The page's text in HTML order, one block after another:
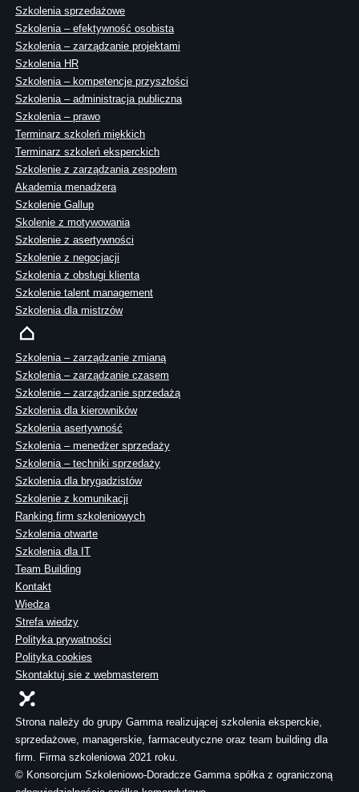
Szkolenia sprzedażowe
Szkolenia – efektywność osobista
Szkolenia – zarządzanie projektami
Szkolenia HR
Szkolenia – kompetencje przyszłości
Szkolenia – administracja publiczna
Szkolenia – prawo
Terminarz szkoleń miękkich
Terminarz szkoleń eksperckich
Szkolenie z zarządzania zespołem
Akademia menadżera
Szkolenie Gallup
Skolenie z motywowania
Szkolenie z asertywności
Szkolenie z negocjacji
Szkolenia z obsługi klienta
Szkolenie talent management
Szkolenia dla mistrzów
Szkolenia – zarządzanie zmianą
Szkolenia – zarządzanie czasem
Szkolenie – zarządzanie sprzedażą
Szkolenia dla kierowników
Szkolenia asertywność
Szkolenia – menedżer sprzedaży
Szkolenia – techniki sprzedaży
Szkolenia dla brygadzistów
Szkolenie z komunikacji
Ranking firm szkoleniowych
Szkolenia otwarte
Szkolenia dla IT
Team Building
Kontakt
Wiedza
Strefa wiedzy
Polityka prywatności
Polityka cookies
Skontaktuj sie z webmasterem
Strona należy do grupy Gamma realizującej szkolenia eksperckie,
sprzedażowe, managerskie, farmaceutyczne oraz team building dla
firm. Firma szkoleniowa 2021 roku.
© Konsorcjum Szkoleniowo-Doradcze Gamma spółka z ograniczoną